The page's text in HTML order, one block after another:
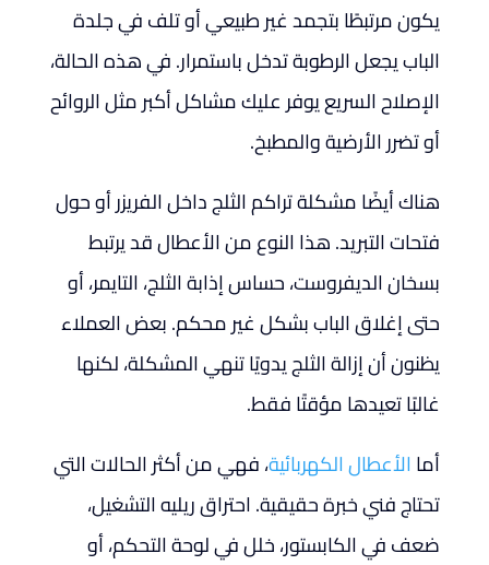
يكون مرتبطًا بتجمد غير طبيعي أو تلف في جلدة
الباب يجعل الرطوبة تدخل باستمرار. في هذه الحالة،
الإصلاح السريع يوفر عليك مشاكل أكبر مثل الروائح
أو تضرر الأرضية والمطبخ.
هناك أيضًا مشكلة تراكم الثلج داخل الفريزر أو حول
فتحات التبريد. هذا النوع من الأعطال قد يرتبط
بسخان الديفروست، حساس إذابة الثلج، التايمر، أو
حتى إغلاق الباب بشكل غير محكم. بعض العملاء
يظنون أن إزالة الثلج يدويًا تنهي المشكلة، لكنها
غالبًا تعيدها مؤقتًا فقط.
أما الأعطال الكهربائية، فهي من أكثر الحالات التي
تحتاج فني خبرة حقيقية. احتراق ريليه التشغيل،
ضعف في الكابستور، خلل في لوحة التحكم، أو